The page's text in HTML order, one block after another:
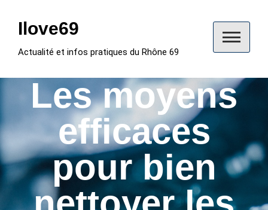
contentIlove69
Actualité et infos pratiques du Rhône 69
Les moyens
efficaces
pour bien